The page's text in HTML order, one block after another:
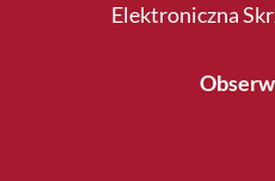
Elektroniczna